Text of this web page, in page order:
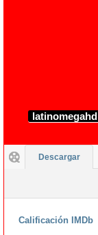
latinomegahd
Descargar
Calificación IMDb